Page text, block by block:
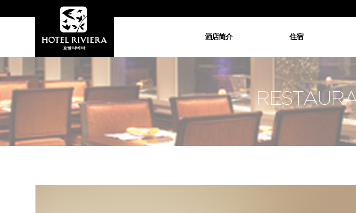
酒店简介
酒店简介
総总经理的问候
地图•交通指南
视频剪辑
住宿
所有客房
大床房
双床房
套房